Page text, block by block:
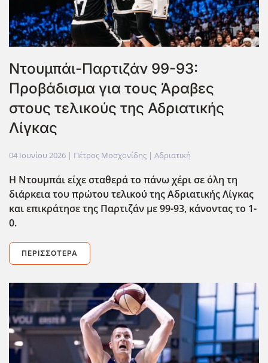
Ντουμπάι-Παρτιζάν 99-93:
Προβάδισμα για τους Άραβες
στους τελικούς της Αδριατικής
Λίγκας
04 Ιουνίου 2026 | Πέτρος Μοσχονίδης | Αδριατική
Η Ντουμπάι είχε σταθερά το πάνω χέρι σε όλη τη
διάρκεια του πρώτου τελικού της Αδριατικής Λίγκας
και επικράτησε της Παρτιζάν με 99-93, κάνοντας το 1-
0.
ΠΕΡΙΣΣΌΤΕΡΑ